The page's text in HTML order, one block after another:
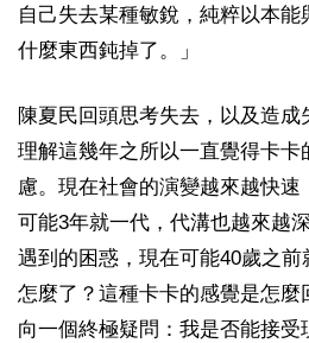
自己失去某種敏銳，純粹以本
什麼東西鈍掉了。」
陳夏民回頭思考失去，以及造
理解這幾年之所以一直覺得卡卡
慮。現在社會的演變越來越快速
可能3年就一代，代溝也越來越
遇到的困惑，現在可能40歲之
怎麼了？這種卡卡的感覺是怎麼
向一個終極疑問：我是否能接受